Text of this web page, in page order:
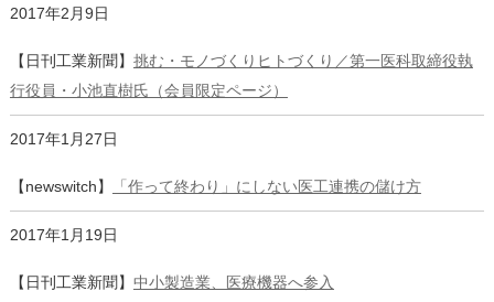
2017年2月9日
【日刊工業新聞】 挑む・モノづくりヒトづくり／第一医科取締役執
行役員・小池直樹氏（会員限定ページ）
2017年1月27日
【newswitch】 「作って終わり」にしない医工連携の儲け方
2017年1月19日
【日刊工業新聞】 中小製造業、医療機器へ参入